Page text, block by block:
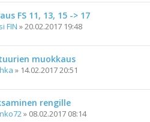
FS 11, 13, 15 -> 17
FIN »20.02.2017 19:48
muokkaus
» 14.02.2017 20:51
rengille
» 08.02.2017 08:14